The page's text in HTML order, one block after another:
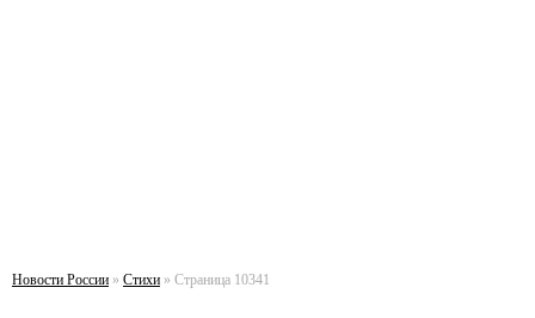
Новости России » Стихи » Страница 10341